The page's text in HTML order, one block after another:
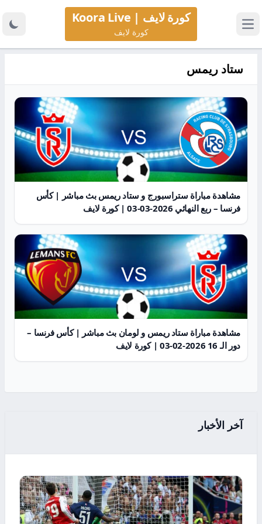
كورة لايف | Koora Live
كورة لايف
ستاد ريمس
مشاهدة مباراة ستراسبورج و ستاد ريمس بث مباشر | كأس
فرنسا – ربع النهائي 2026-03-03 | كورة لايف
مشاهدة مباراة ستاد ريمس و لومان بث مباشر | كأس فرنسا –
دور الـ 16 2026-02-03 | كورة لايف
آخر الأخبار